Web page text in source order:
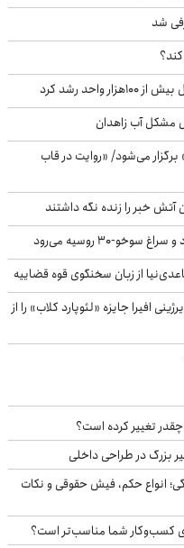
شد
رشد کرد
مشکل آب زاهدان
می‌شود/ «روایت در قاب
آتش خبر را زنده نگه داشتند
30 روسیه می‌رود
از زبان سخنگوی قوه قضاییه
افیرا جایزه «لئوپارد کلاب» را از
بزرگ در طراحی داخلی
انواع حکم، فیش حقوقی و نکات
کسب‌وکار شما مناسب‌تر است؟